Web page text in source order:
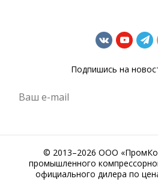
Подпишись на
Ваш e-mail
© 2013–2026 ООО
промышленного
официального дилера по